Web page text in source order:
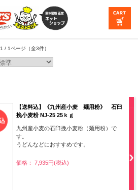
1 / 1ページ （全3件）
【送料込】《九州産小麦 麺用粉》 石臼
挽小麦粉 NJ-25 25ｋｇ
九州産小麦の石臼挽小麦粉（麺用粉）で
す。
うどんなどにおすすめです。
価格： 7,935円(税込)